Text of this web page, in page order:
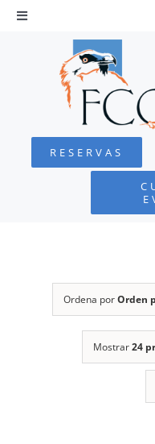
Saltar
Toggle
Navigation
QUEBRANTAHUESOS
FUNDACIÓN
RESERVAS
Ordena porOrden
Mostrar24